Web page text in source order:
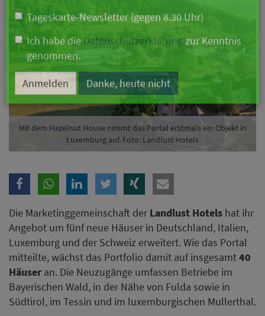
Mit dem Hazelnut House nimmt das Portal erstmals ein Objekt in
Luxemburg auf. Foto: Landlust Hotels
Die Marketinggemeinschaft der Landlust Hotels hat ihr
Angebot um fünf neue Häuser in Deutschland, Italien,
Luxemburg und der Schweiz erweitert. Wie das Portal
mitteilte, wächst das Portfolio damit auf insgesamt40
Häuser an. Die Neuzugänge umfassen Betriebe im
Bayerischen Wald, in der Nähe von Fulda sowie in
Südtirol, im Tessin und im luxemburgischen Mullerthal.
Branche
Ich möchte folgende Newsletter erhalten
Tageskarte-Newsletter (gegen 8.30 Uhr)
Ich habe dieDatenschutzerklärungzur Kenntnis
genommen.
Anmelden Danke, heute nicht